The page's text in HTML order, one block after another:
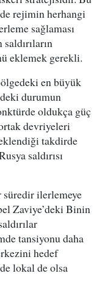
rejimin herhangi
sağlaması
eklemek gerekli.
en büyük
durumun
oldukça güç
devriyeleri
takdirde
saldırısı
süredir ilerlemeye
Zaviye’deki Binin
tansiyonu daha
hedef
lokal de olsa